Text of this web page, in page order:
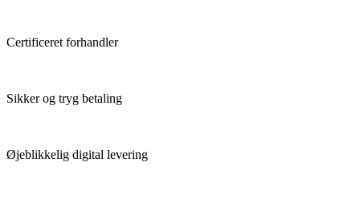
Certificeret forhandler
Sikker og tryg betaling
Øjeblikkelig digital levering